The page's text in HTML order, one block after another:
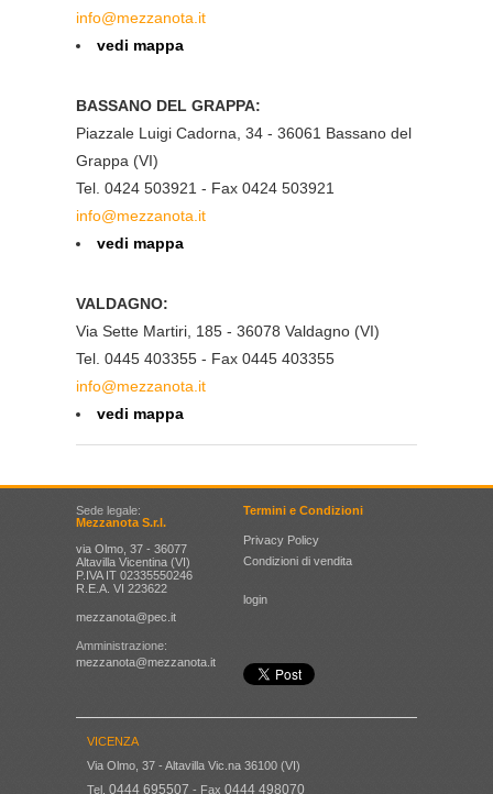
info@mezzanota.it
vedi mappa
BASSANO DEL GRAPPA:
Piazzale Luigi Cadorna, 34 - 36061 Bassano del
Grappa (VI)
Tel. 0424 503921 - Fax 0424 503921
info@mezzanota.it
vedi mappa
VALDAGNO:
Via Sette Martiri, 185 - 36078 Valdagno (VI)
Tel. 0445 403355 - Fax 0445 403355
info@mezzanota.it
vedi mappa
Sede legale:
Mezzanota S.r.l.
via Olmo, 37 - 36077
Altavilla Vicentina (VI)
P.IVA IT 02335550246
R.E.A. VI 223622
mezzanota@pec.it
Amministrazione:
mezzanota@mezzanota.it
Termini e Condizioni
Privacy Policy
Condizioni di vendita
login
VICENZA
Via Olmo, 37 - Altavilla Vic.na 36100 (VI)
Tel. 0444 695507 - Fax 0444 498070